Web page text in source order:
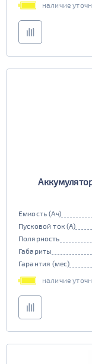
наличие
Емкость (Ач)
Пусковой ток (А)
Полярность
Габариты
Гарантия (мес)
наличие